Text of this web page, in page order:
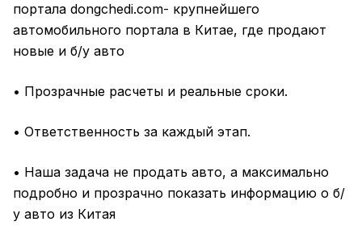
портала dongchedi.com- крупнейшего
автомобильного портала в Китае, где продают
новые и б/у авто
• Прозрачные расчеты и реальные сроки.
• Ответственность за каждый этап.
• Наша задача не продать авто, а максимально
подробно и прозрачно показать информацию о б/
у авто из Китая